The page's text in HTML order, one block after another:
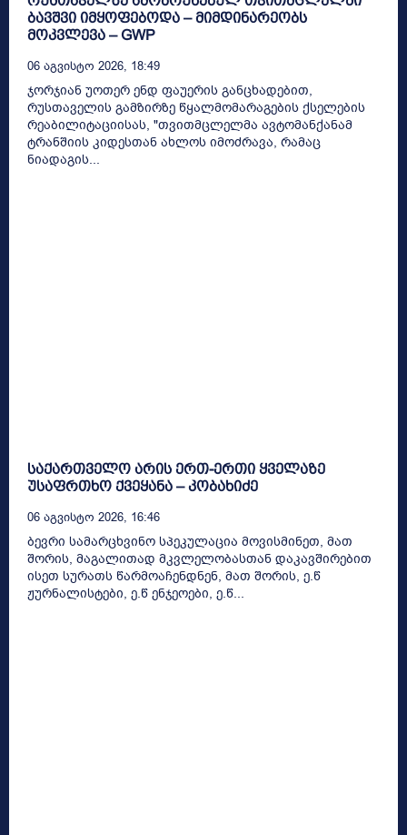
ბავშვი იმყოფებოდა – მიმდინარეობს
მოკვლევა – GWP
06 Აგვისტო 2026, 18:49
ჯორჯიან უოთერ ენდ ფაუერის განცხადებით,
რუსთაველის გამზირზე წყალმომარაგების ქსელების
რეაბილიტაციისას, "თვითმცლელმა ავტომანქანამ
ტრანშიის კიდესთან ახლოს იმოძრავა, რამაც
ნიადაგის...
საქართველო არის ერთ-ერთი ყველაზე
უსაფრთხო ქვეყანა – კობახიძე
06 Აგვისტო 2026, 16:46
ბევრი სამარცხვინო სპეკულაცია მოვისმინეთ, მათ
შორის, მაგალითად მკვლელობასთან დაკავშირებით
ისეთ სურათს წარმოაჩენდნენ, მათ შორის, ე.წ
ჟურნალისტები, ე.წ ენჯეოები, ე.წ...